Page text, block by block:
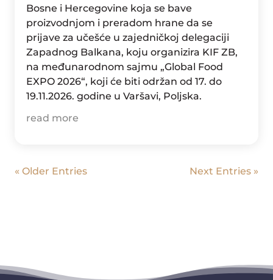
Bosne i Hercegovine koja se bave
proizvodnjom i preradom hrane da se
prijave za učešće u zajedničkoj delegaciji
Zapadnog Balkana, koju organizira KIF ZB,
na međunarodnom sajmu „Global Food
EXPO 2026“, koji će biti održan od 17. do
19.11.2026. godine u Varšavi, Poljska.
read more
« Older Entries Next Entries »